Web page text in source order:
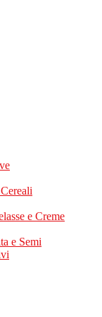
e Creme
e Semi